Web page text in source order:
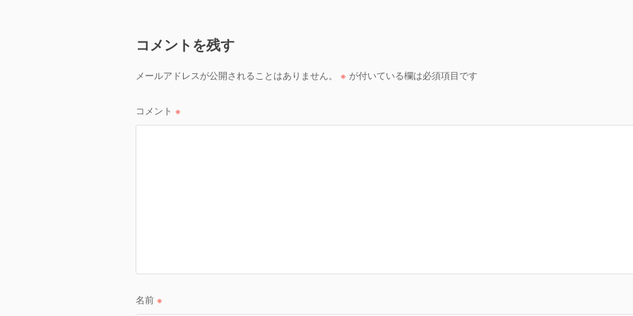
ビ
シ
コメントを残す
メールアドレスが公開されることはありません。 ※ が付いている欄は必須項目です
コメント ※
名前 ※